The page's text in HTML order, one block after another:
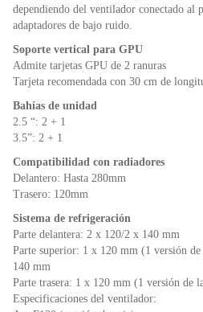
dependiendo del ventilador conectado
adaptadores de bajo ruido.
Soporte vertical para GPU
Admite tarjetas GPU de 2 ranuras
Tarjeta recomendada con 30 cm de
Bahías de unidad
2.5 “: 2 + 1
3.5”: 2 + 1
Compatibilidad con radiadores
Delantero: Hasta 280mm
Trasero: 120mm
Sistema de refrigeración
Parte delantera: 2 x 120/2 x 140 mm
Parte superior: 1 x 120 mm (1 versión
140 mm
Parte trasera: 1 x 120 mm (1 versión de
Especificaciones del ventilador: